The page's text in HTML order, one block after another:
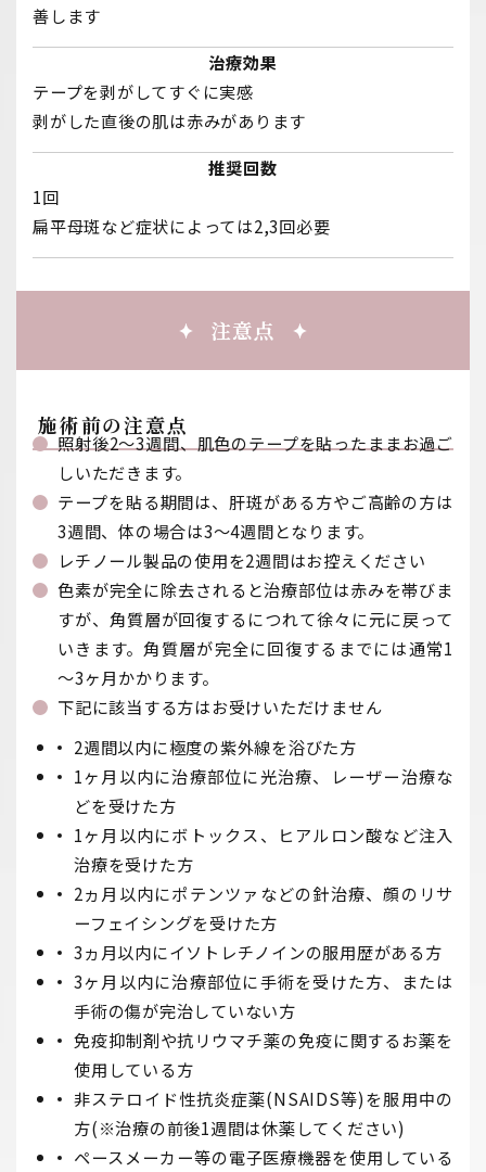
善します
治療効果
テープを剥がしてすぐに実感
剥がした直後の肌は赤みがあります
推奨回数
1回
扁平母斑など症状によっては2,3回必要
注意点
施術前の注意点
照射後2〜3週間、肌色のテープを貼ったままお過ご
しいただきます。
テープを貼る期間は、肝斑がある方やご高齢の方は
3週間、体の場合は3〜4週間となります。
レチノール製品の使用を2週間はお控えください
色素が完全に除去されると治療部位は赤みを帯びま
すが、角質層が回復するにつれて徐々に元に戻って
いきます。角質層が完全に回復するまでには通常1
～3ヶ月かかります。
下記に該当する方はお受けいただけません
2週間以内に極度の紫外線を浴びた方
1ヶ月以内に治療部位に光治療、レーザー治療な
どを受けた方
1ヶ月以内にボトックス、ヒアルロン酸など注入
治療を受けた方
2ヵ月以内にポテンツァなどの針治療、顔のリサ
ーフェイシングを受けた方
3ヵ月以内にイソトレチノインの服用歴がある方
3ヶ月以内に治療部位に手術を受けた方、または
手術の傷が完治していない方
免疫抑制剤や抗リウマチ薬の免疫に関するお薬を
使用している方
非ステロイド性抗炎症薬(NSAIDS等)を服用中の
方(※治療の前後1週間は休薬してください)
ペースメーカー等の電子医療機器を使用している